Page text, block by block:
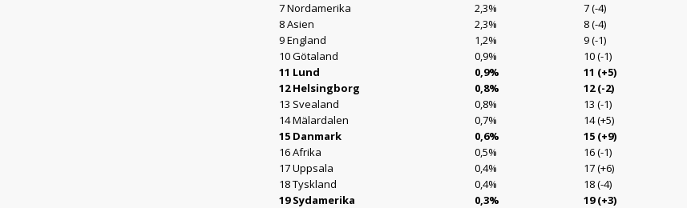
7 Nordamerika
2,3% 7 (-4)
8 Asien
2,3% 8 (-4)
9 England
1,2% 9 (-1)
10 Götaland
0,9% 10 (-1)
11 Lund
0,9% 11 (+5)
12 Helsingborg
0,8% 12 (-2)
13 Svealand
0,8% 13 (-1)
14 Mälardalen
0,7% 14 (+5)
15 Danmark
0,6% 15 (+9)
16 Afrika
0,5% 16 (-1)
17 Uppsala
0,4% 17 (+6)
18 Tyskland
0,4% 18 (-4)
19 Sydamerika
0,3% 19 (+3)